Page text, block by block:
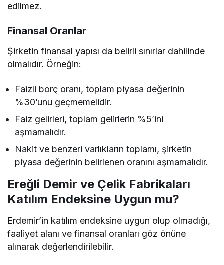
edilmez.
Finansal Oranlar
Şirketin finansal yapısı da belirli sınırlar dahilinde
olmalıdır. Örneğin:
Faizli borç oranı, toplam piyasa değerinin
%30’unu geçmemelidir.
Faiz gelirleri, toplam gelirlerin %5’ini
aşmamalıdır.
Nakit ve benzeri varlıkların toplamı, şirketin
piyasa değerinin belirlenen oranını aşmamalıdır.
Ereğli Demir ve Çelik Fabrikaları
Katılım Endeksine Uygun mu?
Erdemir’in katılım endeksine uygun olup olmadığı,
faaliyet alanı ve finansal oranları göz önüne
alınarak değerlendirilebilir.